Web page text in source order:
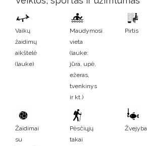
Vaikų
žaidimų
aikštelė
(lauke)
Maudymosi
vieta
(lauke:
jūra, upė,
ežeras,
tvenkinys
ir kt.)
Pirtis
Žaidimai
su
Pėsčiųjų
takai
Žvejyba